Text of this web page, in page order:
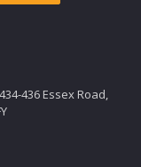
436 Essex Road,